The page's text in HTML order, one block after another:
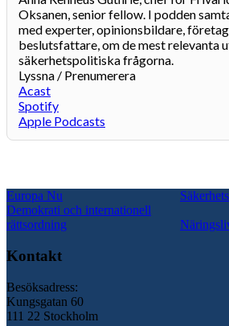
Oksanen, senior fellow. I podden
med experter, opinionsbildare,
beslutsfattare, om de mest relevanta
säkerhetspolitiska frågorna.
Lyssna / Prenumerera
Acast
Spotify
Apple Podcasts
Europa Nu
Demokrati och internationell
rättsordning
Kontakt
Besöksadress:
Kungsgatan 60
111 22 Stockholm